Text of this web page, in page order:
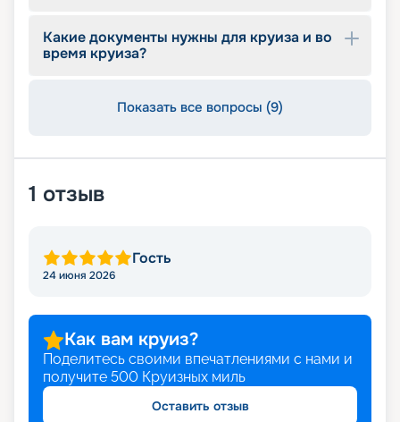
Какие документы нужны для круиза и во
время круиза?
Показать все вопросы (9)
1 отзыв
Гость
24 июня 2026
Как вам круиз?
Поделитесь своими впечатлениями с нами и
получите 500 Круизных миль
Оставить отзыв